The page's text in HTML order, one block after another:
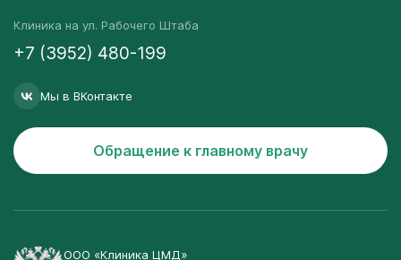
Клиника на ул. Рабочего Штаба
+7 (3952) 480-199
Мы в ВКонтакте
Обращение к главному врачу
ООО «Клиника ЦМД»